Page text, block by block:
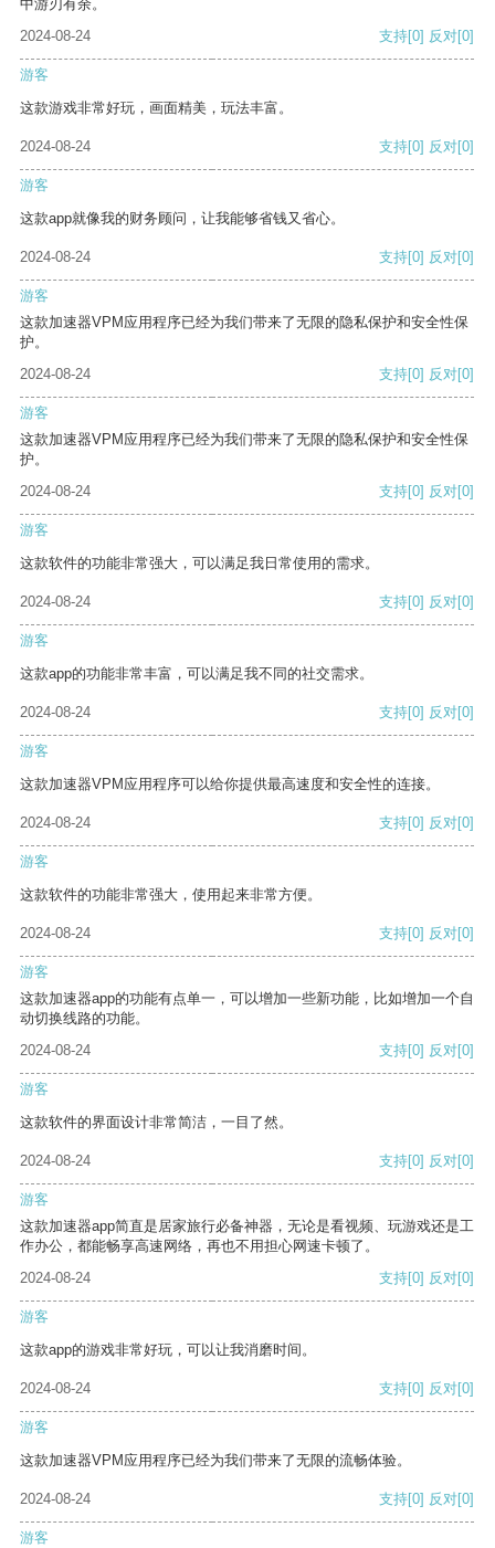
中游刃有余。
2024-08-24
支持[0] 反对[0]
游客
这款游戏非常好玩，画面精美，玩法丰富。
2024-08-24 支持[0] 反对[0]
游客
这款app就像我的财务顾问，让我能够省钱又省心。
2024-08-24 支持[0] 反对[0]
游客
这款加速器VPM应用程序已经为我们带来了无限的隐私保护和安全性保
护。
2024-08-24
支持[0] 反对[0]
游客
这款加速器VPM应用程序已经为我们带来了无限的隐私保护和安全性保
护。
2024-08-24
支持[0] 反对[0]
游客
这款软件的功能非常强大，可以满足我日常使用的需求。
2024-08-24 支持[0] 反对[0]
游客
这款app的功能非常丰富，可以满足我不同的社交需求。
2024-08-24 支持[0] 反对[0]
游客
这款加速器VPM应用程序可以给你提供最高速度和安全性的连接。
2024-08-24 支持[0] 反对[0]
游客
这款软件的功能非常强大，使用起来非常方便。
2024-08-24 支持[0] 反对[0]
游客
这款加速器app的功能有点单一，可以增加一些新功能，比如增加一个自
动切换线路的功能。
2024-08-24
支持[0] 反对[0]
游客
这款软件的界面设计非常简洁，一目了然。
2024-08-24 支持[0] 反对[0]
游客
这款加速器app简直是居家旅行必备神器，无论是看视频、玩游戏还是工
作办公，都能畅享高速网络，再也不用担心网速卡顿了。
2024-08-24
支持[0] 反对[0]
游客
这款app的游戏非常好玩，可以让我消磨时间。
2024-08-24 支持[0] 反对[0]
游客
这款加速器VPM应用程序已经为我们带来了无限的流畅体验。
2024-08-24 支持[0] 反对[0]
游客